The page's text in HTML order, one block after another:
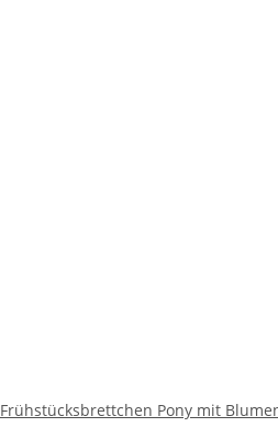
Frühstücksbrettchen Pony mit